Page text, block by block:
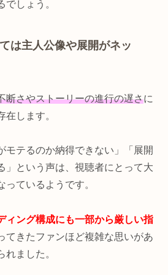
でしょう。
は主人公像や展開がネッ
断さやストーリーの進行の遅さに
在します。
モテるのか納得できない」「展開
」という声は、視聴者にとって大
っているようです。
ィング構成にも一部から厳しい指
てきたファンほど複雑な思いがあ
れました。